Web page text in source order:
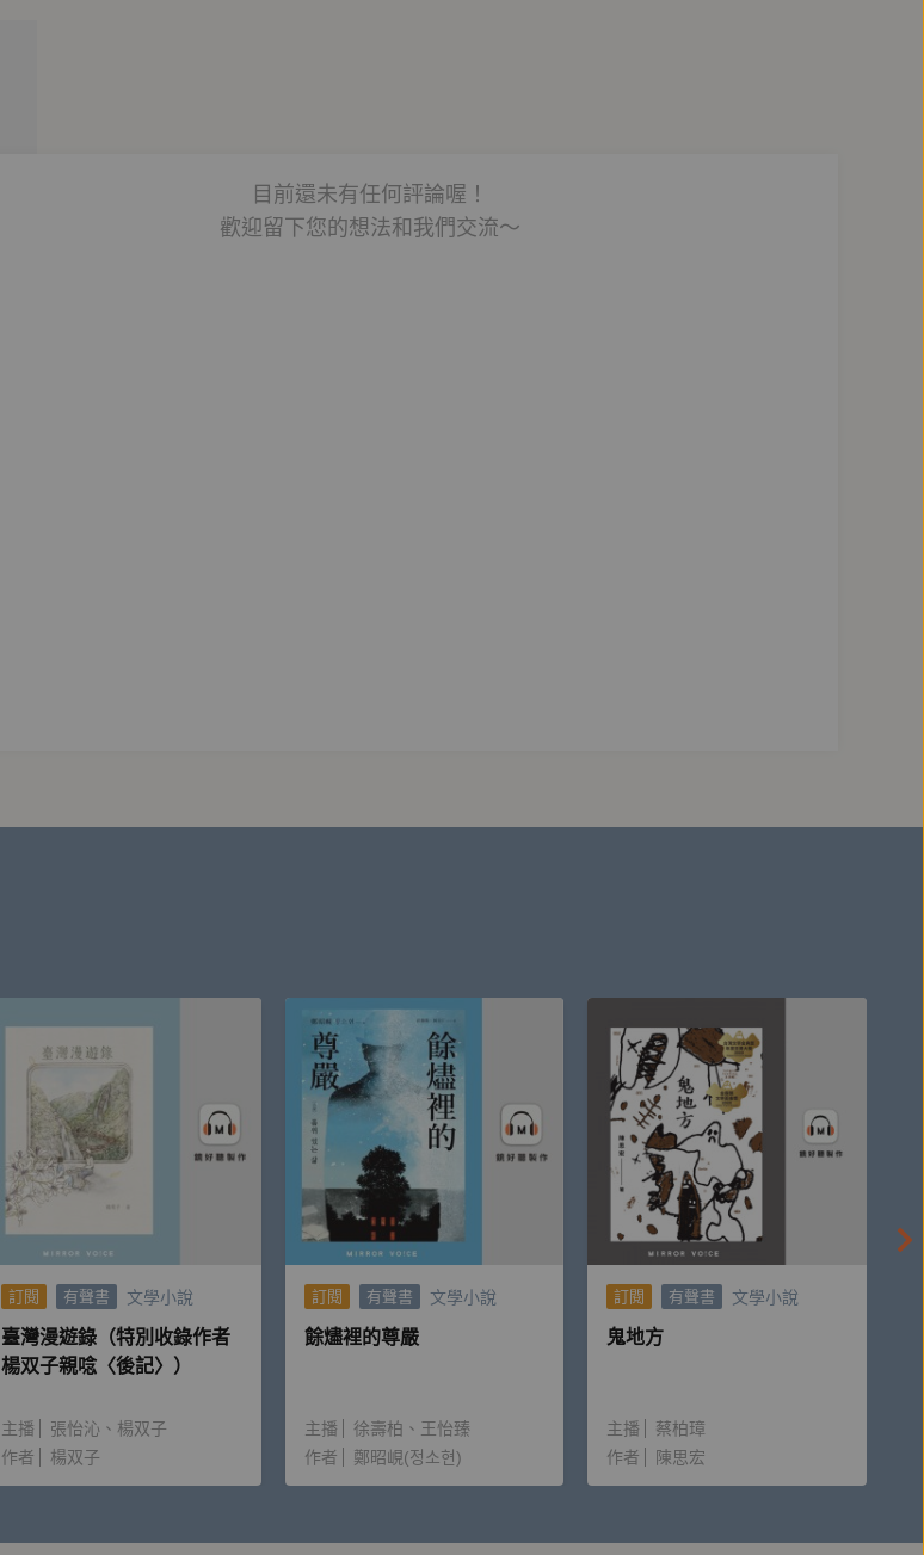
目前還未有任何評論喔！
歡迎留下您的想法和我們交流～
訂閱 有聲書 文學小說
臺灣漫遊錄（特別收錄作者
楊双子親唸〈後記〉）
主播 張怡沁
楊双子
作者
楊双子
訂閱 有聲書 文學小說
餘燼裡的尊嚴
主播 徐壽柏
王怡臻
作者
鄭昭峴(정소현)
訂閱 有聲書 文學小說
鬼地方
主播
蔡柏璋
作者
陳思宏